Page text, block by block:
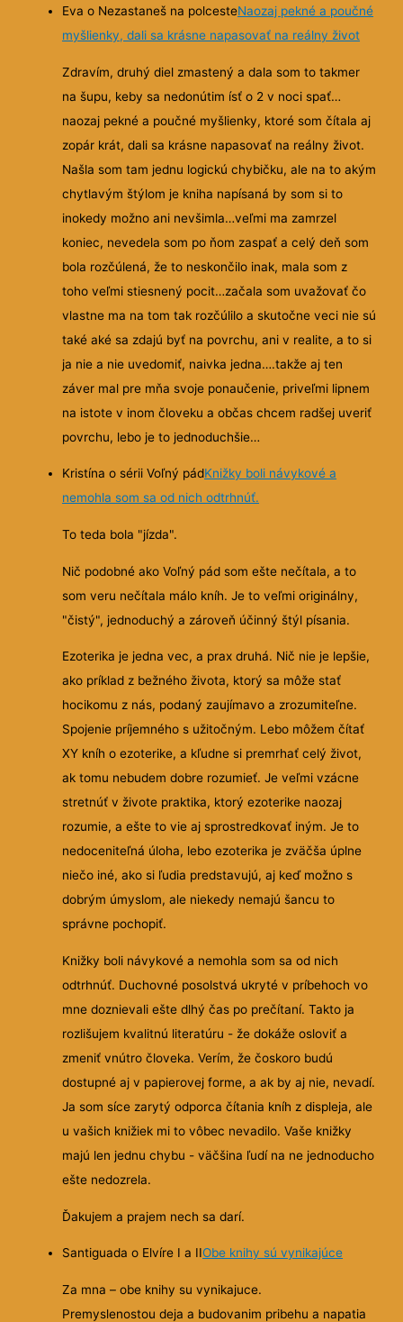
Eva o Nezastaneš na polcesteNaozaj pekné a poučné
myšlienky, dali sa krásne napasovať na reálny život
Zdravím, druhý diel zmastený a dala som to takmer
na šupu, keby sa nedonútim ísť o 2 v noci spať…
naozaj pekné a poučné myšlienky, ktoré som čítala aj
zopár krát, dali sa krásne napasovať na reálny život.
Našla som tam jednu logickú chybičku, ale na to akým
chytlavým štýlom je kniha napísaná by som si to
inokedy možno ani nevšimla…veľmi ma zamrzel
koniec, nevedela som po ňom zaspať a celý deň som
bola rozčúlená, že to neskončilo inak, mala som z
toho veľmi stiesnený pocit…začala som uvažovať čo
vlastne ma na tom tak rozčúlilo a skutočne veci nie sú
také aké sa zdajú byť na povrchu, ani v realite, a to si
ja nie a nie uvedomiť, naivka jedna….takže aj ten
záver mal pre mňa svoje ponaučenie, priveľmi lipnem
na istote v inom človeku a občas chcem radšej uveriť
povrchu, lebo je to jednoduchšie…
Kristína o sérii Voľný pádKnižky boli návykové a
nemohla som sa od nich odtrhnúť.
To teda bola "jízda".
Nič podobné ako Voľný pád som ešte nečítala, a to
som veru nečítala málo kníh. Je to veľmi originálny,
"čistý", jednoduchý a zároveň účinný štýl písania.
Ezoterika je jedna vec, a prax druhá. Nič nie je lepšie,
ako príklad z bežného života, ktorý sa môže stať
hocikomu z nás, podaný zaujímavo a zrozumiteľne.
Spojenie príjemného s užitočným. Lebo môžem čítať
XY kníh o ezoterike, a kľudne si premrhať celý život,
ak tomu nebudem dobre rozumieť. Je veľmi vzácne
stretnúť v živote praktika, ktorý ezoterike naozaj
rozumie, a ešte to vie aj sprostredkovať iným. Je to
nedoceniteľná úloha, lebo ezoterika je zväčša úplne
niečo iné, ako si ľudia predstavujú, aj keď možno s
dobrým úmyslom, ale niekedy nemajú šancu to
správne pochopiť.
Knižky boli návykové a nemohla som sa od nich
odtrhnúť. Duchovné posolstvá ukryté v príbehoch vo
mne doznievali ešte dlhý čas po prečítaní. Takto ja
rozlišujem kvalitnú literatúru - že dokáže osloviť a
zmeniť vnútro človeka. Verím, že čoskoro budú
dostupné aj v papierovej forme, a ak by aj nie, nevadí.
Ja som síce zarytý odporca čítania kníh z displeja, ale
u vašich knižiek mi to vôbec nevadilo. Vaše knižky
majú len jednu chybu - väčšina ľudí na ne jednoducho
ešte nedozrela.
Ďakujem a prajem nech sa darí.
Santiguada o Elvíre I a IIObe knihy sú vynikajúce
Za mna – obe knihy su vynikajuce.
Premyslenostou deja a budovanim pribehu a napatia